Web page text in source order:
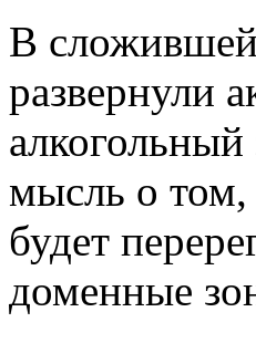
В
развернули
алкогольный
мысль о
будет
доменные